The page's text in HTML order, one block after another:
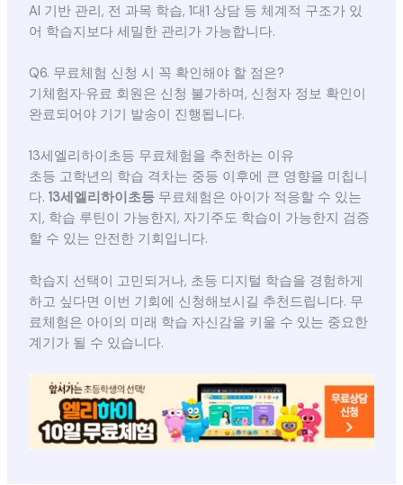
AI 기반 관리, 전 과목 학습, 1대1 상담 등 체계적 구조가 있
어 학습지보다 세밀한 관리가 가능합니다.
Q6. 무료체험 신청 시 꼭 확인해야 할 점은?
기체험자·유료 회원은 신청 불가하며, 신청자 정보 확인이
완료되어야 기기 발송이 진행됩니다.
13세엘리하이초등 무료체험을 추천하는 이유
초등 고학년의 학습 격차는 중등 이후에 큰 영향을 미칩니
다. 13세엘리하이초등무료체험은 아이가 적응할 수 있는
지, 학습 루틴이 가능한지, 자기주도 학습이 가능한지 검증
할 수 있는 안전한 기회입니다.
학습지 선택이 고민되거나, 초등 디지털 학습을 경험하게
하고 싶다면 이번 기회에 신청해보시길 추천드립니다. 무
료체험은 아이의 미래 학습 자신감을 키울 수 있는 중요한
계기가 될 수 있습니다.